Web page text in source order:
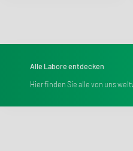
Alle Labore entdecken
Hier finden Sie alle von uns